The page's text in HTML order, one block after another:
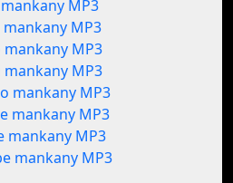
MP3
mankany MP3
mankany MP3
mankany MP3
mankany MP3
mankany MP3
mankany MP3
mankany MP3